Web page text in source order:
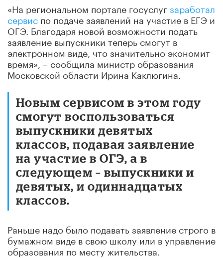
«На региональном портале госуслугзаработал
сервис по подаче заявлений на участие в ЕГЭ и
ОГЭ. Благодаря новой возможности подать
заявление выпускники теперь смогут в
электронном виде, что значительно экономит
время», – сообщила министр образования
Московской области Ирина Каклюгина.
Новым сервисом в этом году
смогут воспользоваться
выпускники девятых
классов, подавая заявление
на участие в ОГЭ, а в
следующем – выпускники и
девятых, и одиннадцатых
классов.
Раньше надо было подавать заявление строго в
бумажном виде в свою школу или в управление
образования по месту жительства.